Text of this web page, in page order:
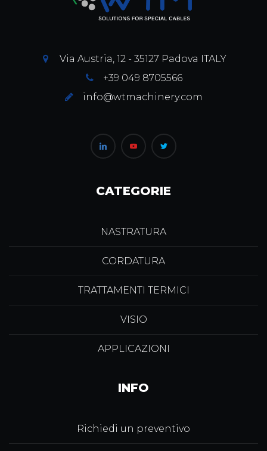
Via Austria, 12 - 35127 Padova ITALY
+39 049 8705566
info@wtmachinery.com
CATEGORIE
NASTRATURA
CORDATURA
TRATTAMENTI TERMICI
VISIO
APPLICAZIONI
INFO
Richiedi un preventivo